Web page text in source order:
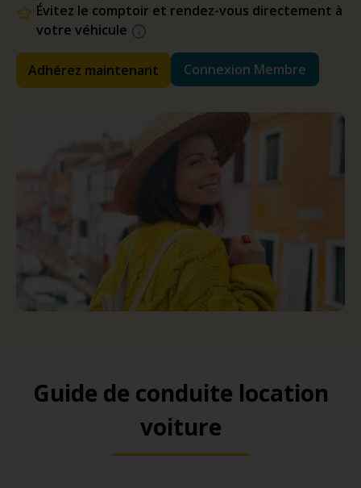
Évitez le comptoir et rendez-vous directement à
votre véhicule
Adhérez maintenant Connexion Membre
Guide de conduite location
voiture